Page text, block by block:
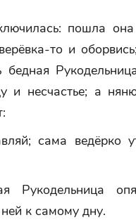
пошла
то и
бедная
и несчастье; а
сама ведёрко
Рукодельница
к самому дну.